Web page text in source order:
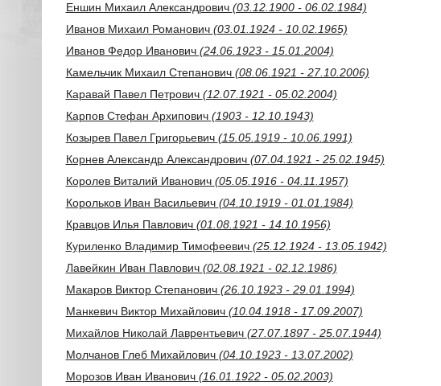
Еншин Михаил Александрович (03.12.1900 - 06.02.1984)
Иванов Михаил Романович (03.01.1924 - 10.02.1965)
Иванов Федор Иванович (24.06.1923 - 15.01.2004)
Камельчик Михаил Степанович (08.06.1921 - 27.10.2006)
Каравай Павел Петрович (12.07.1921 - 05.02.2004)
Карпов Стефан Архипович (1903 - 12.10.1943)
Козырев Павел Григорьевич (15.05.1919 - 10.06.1991)
Корнев Александр Александрович (07.04.1921 - 25.02.1945)
Королев Виталий Иванович (05.05.1916 - 04.11.1957)
Корольков Иван Васильевич (04.10.1919 - 01.01.1984)
Кравцов Илья Павлович (01.08.1921 - 14.10.1956)
Куриленко Владимир Тимофеевич (25.12.1924 - 13.05.1942)
Лавейкин Иван Павлович (02.08.1921 - 02.12.1986)
Макаров Виктор Степанович (26.10.1923 - 29.01.1994)
Манкевич Виктор Михайлович (10.04.1918 - 17.09.2007)
Михайлов Николай Лаврентьевич (27.07.1897 - 25.07.1944)
Молчанов Глеб Михайлович (04.10.1923 - 13.07.2002)
Морозов Иван Иванович (16.01.1922 - 05.02.2003)